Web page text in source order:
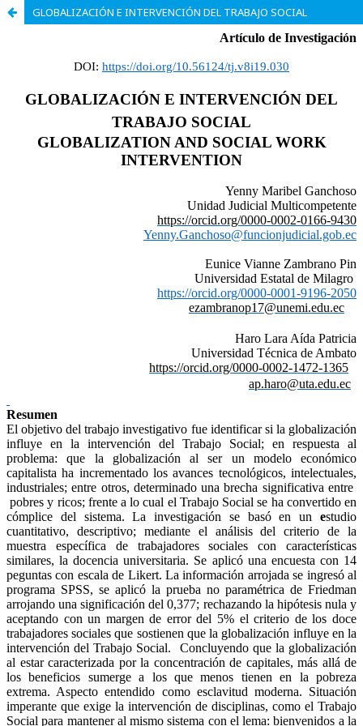
GLOBALIZACIÓN E INTERVENCIÓN DEL TRABAJO SOCIAL